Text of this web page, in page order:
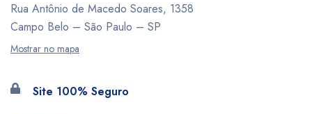
Rua Antônio de Macedo Soares, 1358
Campo Belo – São Paulo – SP
Mostrar no mapa
Site 100% Seguro